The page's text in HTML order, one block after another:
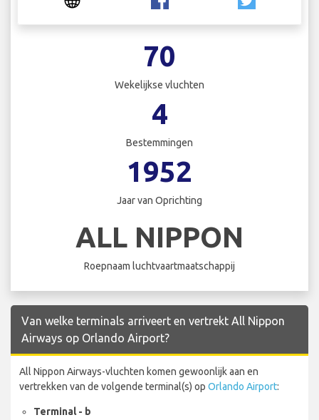
70
Wekelijkse vluchten
4
Bestemmingen
1952
Jaar van Oprichting
ALL NIPPON
Roepnaam luchtvaartmaatschappij
Van welke terminals arriveert en vertrekt All Nippon
Airways op Orlando Airport?
All Nippon Airways-vluchten komen gewoonlijk aan en
vertrekken van de volgende terminal(s) op Orlando Airport:
Terminal - b